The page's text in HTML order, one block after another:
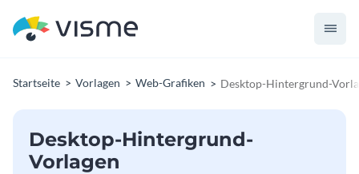
Startseite Vorlagen Web-Grafiken Desktop-Hintergrund-
Desktop-Hintergrund-
Vorlagen